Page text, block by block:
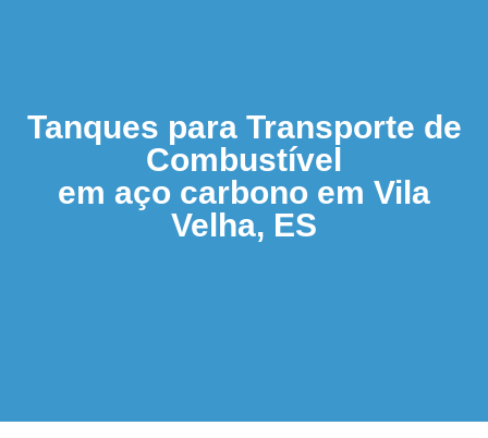
Tanques para Transporte de
Combustível
em aço carbono em Vila
Velha, ES